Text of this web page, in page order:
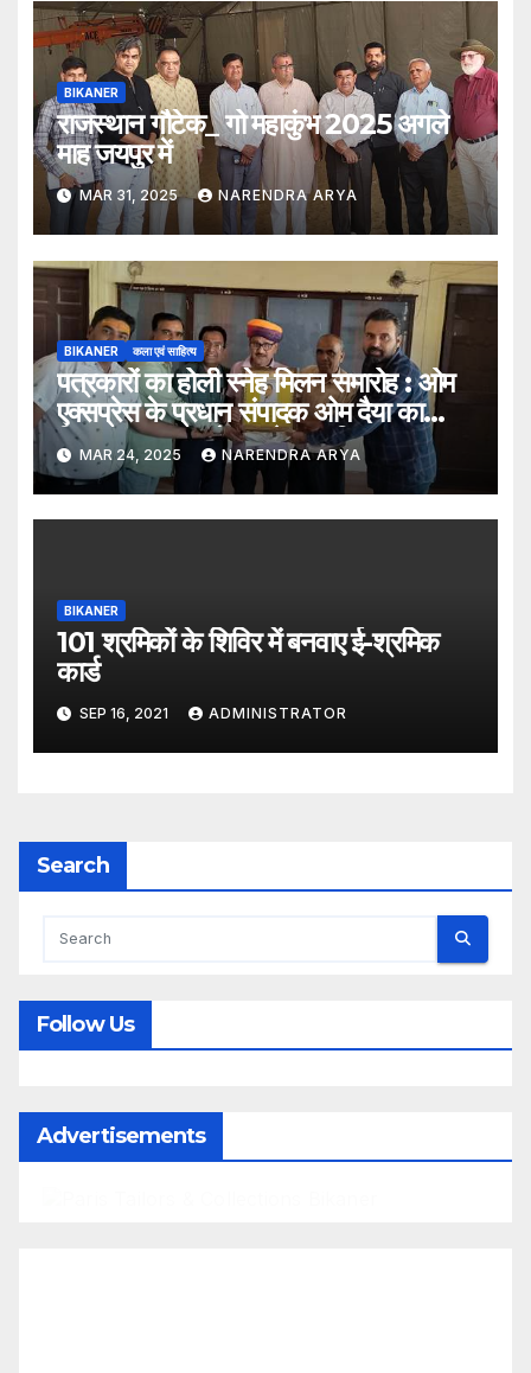
BIKANER
राजस्थान गौटेक_ गो महाकुंभ 2025 अगले
माह जयपुर में
MAR 31, 2025 NARENDRA ARYA
BIKANER कला एवं साहित्य
पत्रकारों का होली स्नेह मिलन समारोह : ओम
एक्सप्रेस के प्रधान संपादक ओम दैया का
किया “पत्रकार गौरव” से सम्मानित
MAR 24, 2025 NARENDRA ARYA
BIKANER
101 श्रमिकों के शिविर में बनवाए ई-श्रमिक
कार्ड
SEP 16, 2021 ADMINISTRATOR
Search
Follow Us
Advertisements